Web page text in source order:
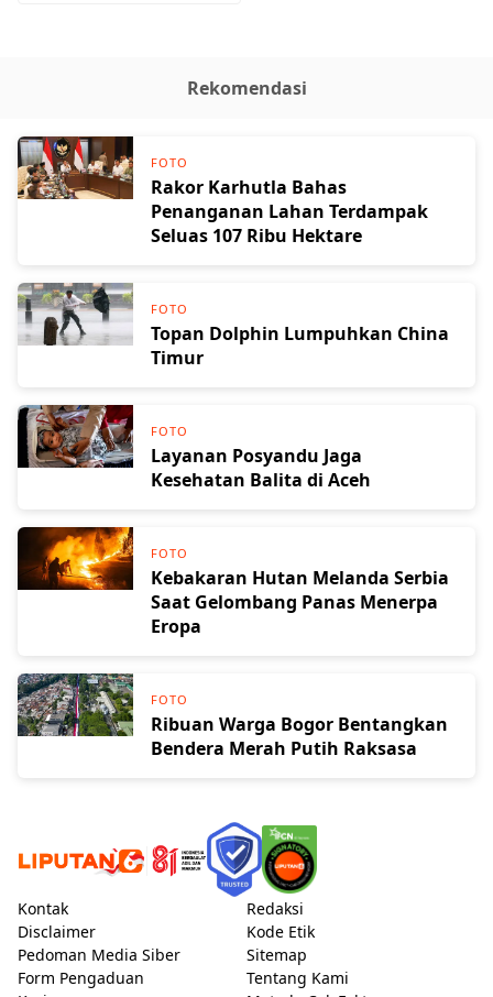
Rekomendasi
FOTO
Rakor Karhutla Bahas
Penanganan Lahan Terdampak
Seluas 107 Ribu Hektare
FOTO
Topan Dolphin Lumpuhkan China
Timur
FOTO
Layanan Posyandu Jaga
Kesehatan Balita di Aceh
FOTO
Kebakaran Hutan Melanda Serbia
Saat Gelombang Panas Menerpa
Eropa
FOTO
Ribuan Warga Bogor Bentangkan
Bendera Merah Putih Raksasa
Kontak
Redaksi
Disclaimer
Kode Etik
Pedoman Media Siber
Sitemap
Form Pengaduan
Tentang Kami